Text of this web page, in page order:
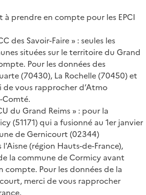
à prendre en compte pour les EPCI
des Savoir-Faire » : seules les
situées sur le territoire du Grand
Pour les données des
(70430), La Rochelle (70450) et
de vous rapprocher d’Atmo
Comté.
du Grand Reims » : pour la
(51171) qui a fusionné au 1er janvier
de Gernicourt (02344)
(région Hauts-de-France),
la commune de Cormicy avant
compte. Pour les données de la
merci de vous rapprocher